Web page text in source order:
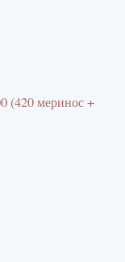
(420 меринос +